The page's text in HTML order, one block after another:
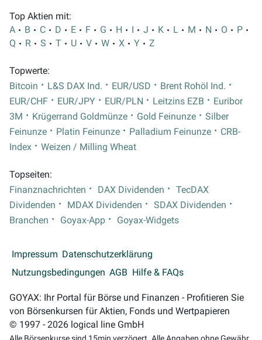
Top Aktien mit:
A
B C D E F G H I J K L M N O
P
Q
R S T U V W X Y Z
Topwerte:
Bitcoin
L&S DAX Ind. EUR/USD
Brent Rohöl Ind.
EUR/CHF
EUR/JPY EUR/PLN Leitzins EZB
Euribor
3M
Krügerrand Goldmünze Gold Feinunze
Silber
Feinunze
Platin Feinunze Palladium Feinunze
CRB-
Index
Weizen / Milling Wheat
Topseiten:
Finanznachrichten
DAX Dividenden
TecDAX
Dividenden
MDAX Dividenden
SDAX Dividenden
Branchen
Goyax-App Goyax-Widgets
Impressum Datenschutzerklärung
Nutzungsbedingungen AGB Hilfe & FAQs
GOYAX: Ihr Portal für Börse und Finanzen - Profitieren Sie
von Börsenkursen für Aktien, Fonds und Wertpapieren
© 1997 - 2026 logical line GmbH